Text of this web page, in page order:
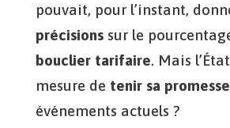
pouvait, pour l’instant,
précisionssur le
bouclier tarifaire. Mais
mesure de tenir sa promesse
événements actuels ?